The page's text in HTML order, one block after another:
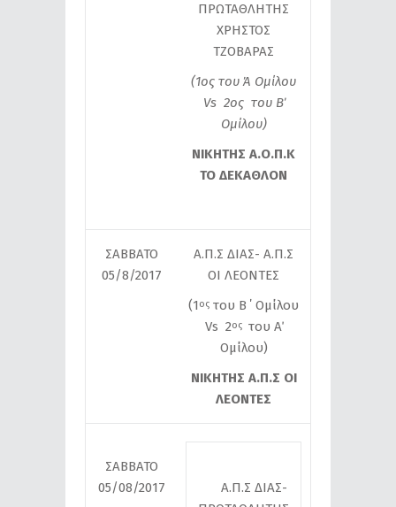
ΠΡΩΤΑΘΛΗΤΗΣ
ΧΡΗΣΤΟΣ
ΤΖΟΒΑΡΑΣ
(1ος του Ά Ομίλου
Vs 2ος του Β΄
Ομίλου)
ΝΙΚΗΤΗΣ Α.Ο.Π.Κ
ΤΟ ΔΕΚΑΘΛΟΝ
ΣΑΒΒΑΤΟ
05/8/2017
Α.Π.Σ ΔΙΑΣ- Α.Π.Σ
ΟΙ ΛΕΟΝΤΕΣ
(1 ος του B ΄ Ομίλου
Vs 2ος του Α΄
Ομίλου)
ΝΙΚΗΤΗΣ Α.Π.Σ ΟΙ
ΛΕΟΝΤΕΣ
ΣΑΒΒΑΤΟ
05/08/2017
Α.Π.Σ ΔΙΑΣ-